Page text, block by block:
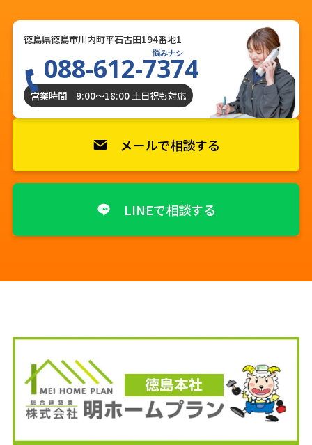
徳島県徳島市川内町平石古田194番地1
悩みナシ
088-612-7374
営業時間 9:00〜18:00 土日祝も対応
メールで相談する
LINEで相談する